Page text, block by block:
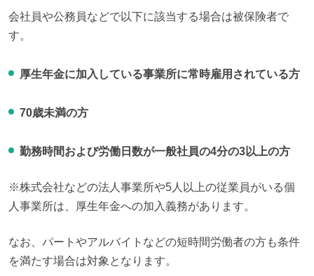
会社員や公務員などで以下に該当する場合は被保険者で
す。
厚生年金に加入している事業所に常時雇用されている方
70歳未満の方
勤務時間および労働日数が一般社員の4分の3以上の方
※株式会社などの法人事業所や5人以上の従業員がいる個
人事業所は、厚生年金への加入義務があります。
なお、パートやアルバイトなどの短時間労働者の方も条件
を満たす場合は対象となります。